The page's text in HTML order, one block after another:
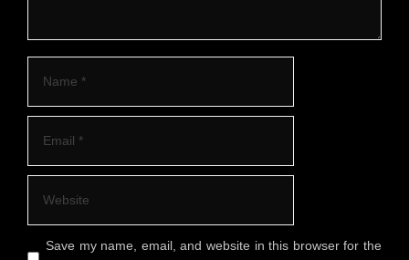
Save my name, email, and website in this browser for the